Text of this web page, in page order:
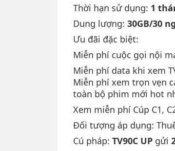
Thời hạn sử dụng: 1
Dung lượng: 30GB/30
Ưu đãi đặc biệt:
Miễn phí cuộc gọi nội
Miễn phí data khi xem
Miễn phí xem trọn vẹn
toàn bộ phim mới hot
Xem miễn phí Cúp C1,
Đối tượng áp dụng:
Cú pháp: TV90C UP gửi